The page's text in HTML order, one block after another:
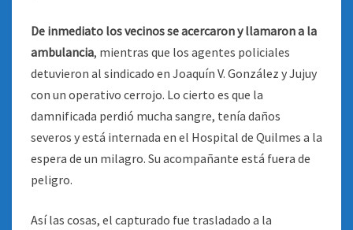
De inmediato los vecinos se acercaron y llamaron a la
ambulancia, mientras que los agentes policiales
detuvieron al sindicado en Joaquín V. González y Jujuy
con un operativo cerrojo. Lo cierto es que la
damnificada perdió mucha sangre, tenía daños
severos y está internada en el Hospital de Quilmes a la
espera de un milagro. Su acompañante está fuera de
peligro.
Así las cosas, el capturado fue trasladado a la